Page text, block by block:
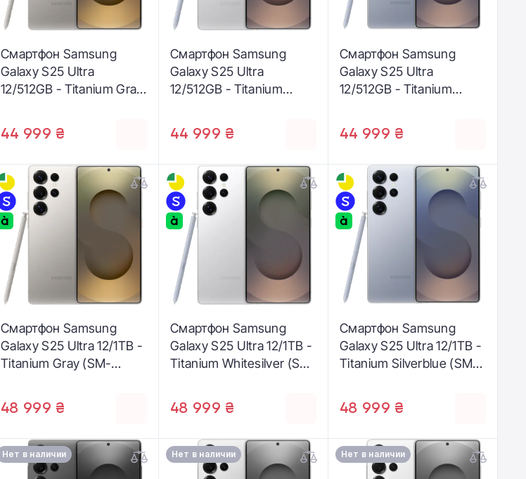
Смартфон Samsung
Galaxy S25 Ultra
12/512GB - Titanium Gray
44 999 ₴
Смартфон Samsung
Galaxy S25 Ultra
12/512GB - Titanium
44 999 ₴
Смартфон Samsung
Galaxy S25 Ultra
12/512GB - Titanium
44 999 ₴
Смартфон Samsung
Galaxy S25 Ultra 12/1TB -
Titanium Gray (SM-
48 999 ₴
Смартфон Samsung
Galaxy S25 Ultra 12/1TB -
Titanium Whitesilver (SM-
48 999 ₴
Смартфон Samsung
Galaxy S25 Ultra 12/1TB -
Titanium Silverblue (SM-
48 999 ₴
Нет в наличии Нет в наличии Нет в наличии